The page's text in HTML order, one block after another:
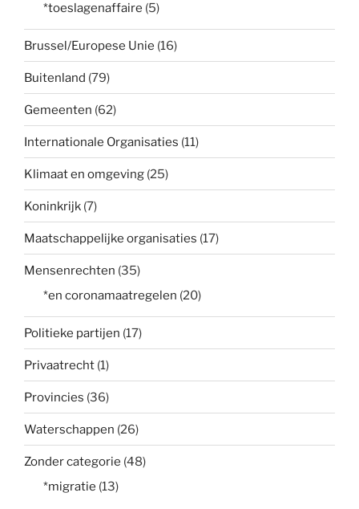
*toeslagenaffaire (5)
Brussel/Europese Unie (16)
Buitenland (79)
Gemeenten (62)
Internationale Organisaties (11)
Klimaat en omgeving (25)
Koninkrijk (7)
Maatschappelijke organisaties (17)
Mensenrechten (35)
*en coronamaatregelen (20)
Politieke partijen (17)
Privaatrecht (1)
Provincies (36)
Waterschappen (26)
Zonder categorie (48)
*migratie (13)